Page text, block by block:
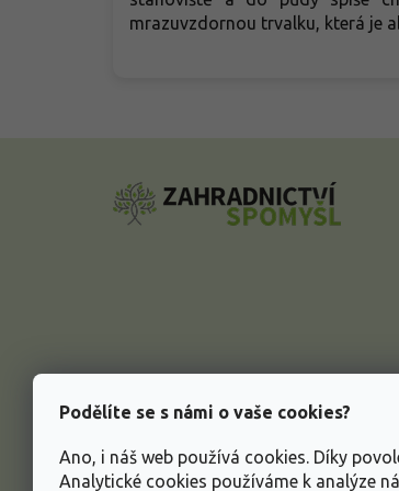
Podělíte se s námi o vaše cookies?
Ano, i náš web používá cookies. Díky
Analytické cookies používáme k analýze
mrazuvzdornou trvalku, která je